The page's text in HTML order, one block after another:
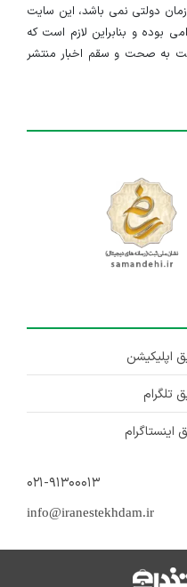
دولتی نمی باشد، این سایت
بوده و بنابراین لازم است که
به صحت و سقم اخبار منتشر
اپلیکیشن
تلگرام
۰۲۱-۹۱۳۰۰۰۱۳
info@iranestekhdam.ir